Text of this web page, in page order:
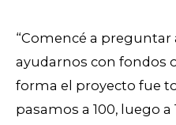
“Comencé a preguntar
ayudarnos con fondos
forma el proyecto fue
pasamos a 100, luego a